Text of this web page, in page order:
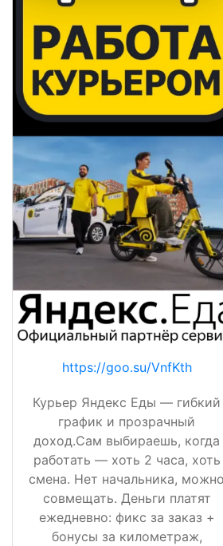
https://goo.su/VnfKth
Курьер Яндекс Еды — гибкий
график и прозрачный
доход.Сам выбираешь, когда
работать — хоть 2 часа, хоть
смена. Нет начальника, можно
совмещать. Деньги платят
ежедневно: фикс за заказ +
бонусы за километраж,